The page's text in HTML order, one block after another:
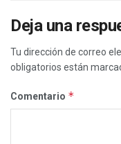
Deja una
Tu dirección de correo
obligatorios están
Comentario *